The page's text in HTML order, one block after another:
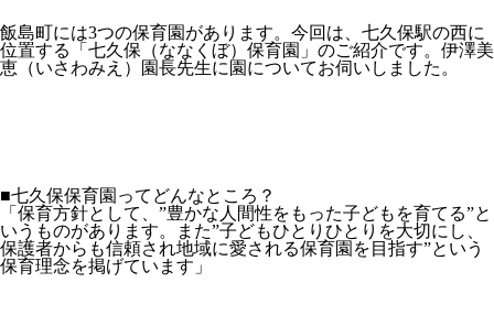
飯島町には3つの保育園があります。今回は、七久保駅の西に
位置する「 七久保 （ななくぼ） 保育園 」のご紹介です。 伊澤美
恵 （いさわみえ）園長先生に園についてお伺いしました。
■七久保保育園ってどんなところ？
「保育方針として、 ”豊かな人間性をもった子どもを育てる”と
いうものがあります。また”子どもひとりひとりを大切にし、
保護者からも信頼され地域に愛される保育園を目指す”という
保育理念を掲げています」